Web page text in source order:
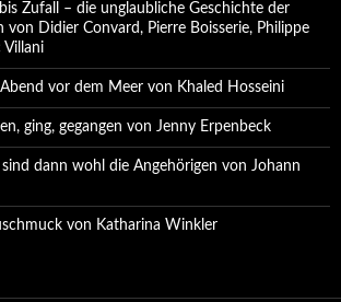
Zufall – die unglaubliche Geschichte der
von Didier Convard, Pierre Boisserie, Philippe
Villani
vor dem Meer von Khaled Hosseini
ging, gegangen von Jenny Erpenbeck
dann wohl die Angehörigen von Johann
von Katharina Winkler